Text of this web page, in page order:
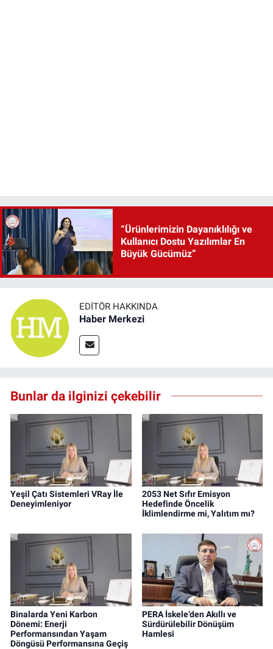
“Ürünlerimizin Dayanıklılığı ve
Kullanıcı Dostu Yazılımlar En
Büyük Gücümüz”
EDITÖR HAKKINDA
Haber Merkezi
Bunlar da ilginizi çekebilir
Yeşil Çatı Sistemleri VRay İle
Deneyimleniyor
2053 Net Sıfır Emisyon
Hedefinde Öncelik
İklimlendirme mi, Yalıtım mı?
Binalarda Yeni Karbon
Dönemi: Enerji
Performansından Yaşam
Döngüsü Performansına Geçiş
PERA İskele’den Akıllı ve
Sürdürülebilir Dönüşüm
Hamlesi